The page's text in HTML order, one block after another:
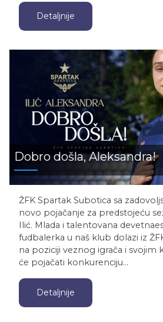
Detaljnije
Dobro došla, Aleksandra!
ŽFK Spartak Subotica sa
novo pojačanje za predstojeću
Ilić. Mlada i talentovana
fudbalerka u naš klub dolazi iz
na poziciji veznog igrača i svojim
će pojačati konkurenciju…
Detaljnije